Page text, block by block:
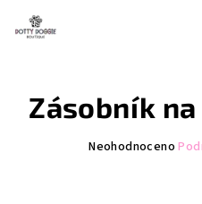
obsah
Zásobník na
Průměrné
Neohodnoceno